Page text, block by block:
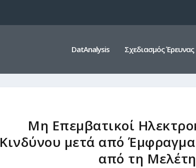
DatAnalysis Σχεδιασμός Έρευνας
Μη Επεμβατικοί
Κινδύνου μετά από
από τη Μελέτη